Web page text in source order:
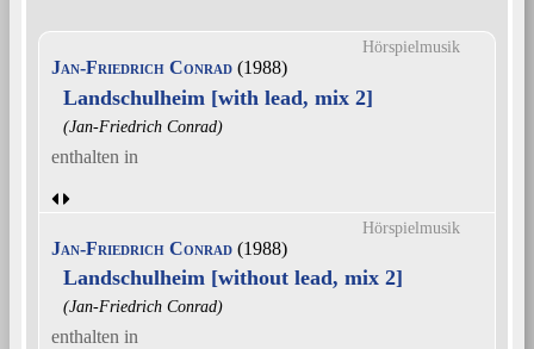
Hörspielmusik
Jan-Friedrich Conrad (1988)
Landschulheim [with lead, mix 2]
(Jan-Friedrich Conrad)
enthalten in
Hörspielmusik
Jan-Friedrich Conrad (1988)
Landschulheim [without lead, mix 2]
(Jan-Friedrich Conrad)
enthalten in